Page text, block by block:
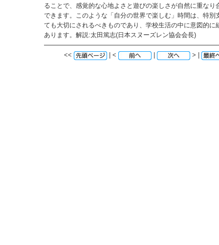
ることで、感覚的な心地よさと遊びの楽しさが自然に重なり
できます。このような「自分の世界で楽しむ」時間は、特別
ても大切にされるべきものであり、学校生活の中に意図的に
あります。解説:太田篤志(日本スヌーズレン協会会長)
<< | < | > |